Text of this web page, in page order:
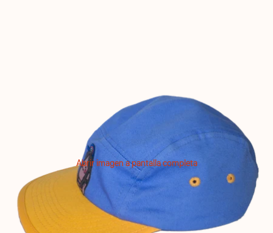
Abrir imagen a pantalla completa